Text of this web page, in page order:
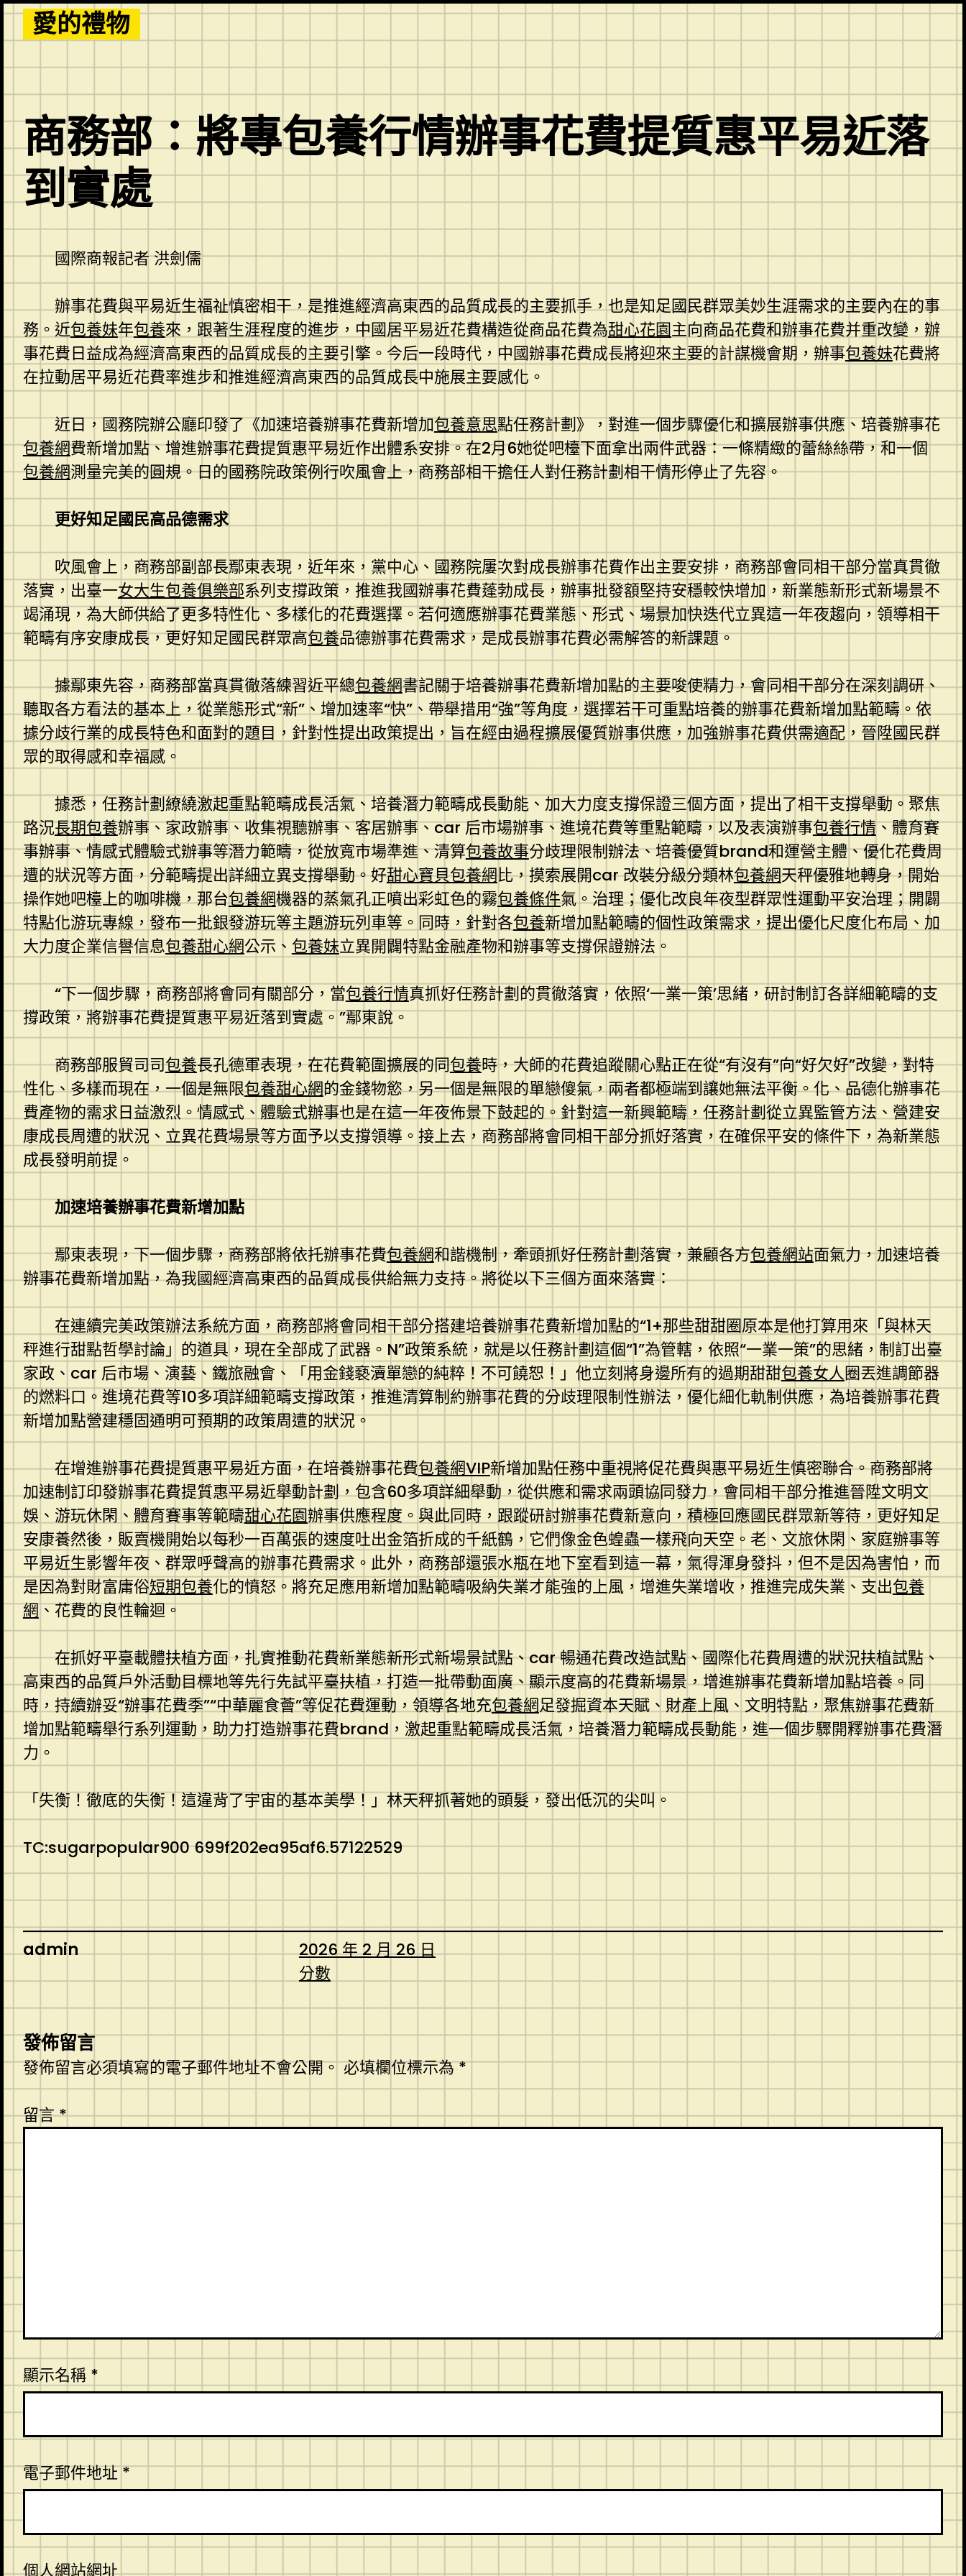
Skip
to
content
愛的禮物
商務部：將專包養行情辦事花費提質惠平易近落
到實處
國際商報記者 洪劍儒
辦事花費與平易近生福祉慎密相干，是推進經濟高東西的品質成長的主要抓手，也是知足國民群眾美妙生涯需求的主要內在的事
務。近包養妹年包養來，跟著生涯程度的進步，中國居平易近花費構造從商品花費為甜心花園主向商品花費和辦事花費并重改變，辦
事花費日益成為經濟高東西的品質成長的主要引擎。今后一段時代，中國辦事花費成長將迎來主要的計謀機會期，辦事包養妹花費將
在拉動居平易近花費率進步和推進經濟高東西的品質成長中施展主要感化。
近日，國務院辦公廳印發了《加速培養辦事花費新增加包養意思點任務計劃》，對進一個步驟優化和擴展辦事供應、培養辦事花
包養網費新增加點、增進辦事花費提質惠平易近作出體系安排。在2月6她從吧檯下面拿出兩件武器：一條精緻的蕾絲絲帶，和一個
包養網測量完美的圓規。日的國務院政策例行吹風會上，商務部相干擔任人對任務計劃相干情形停止了先容。
更好知足國民高品德需求
吹風會上，商務部副部長鄢東表現，近年來，黨中心、國務院屢次對成長辦事花費作出主要安排，商務部會同相干部分當真貫徹
落實，出臺一女大生包養俱樂部系列支撐政策，推進我國辦事花費蓬勃成長，辦事批發額堅持安穩較快增加，新業態新形式新場景不
竭涌現，為大師供給了更多特性化、多樣化的花費選擇。若何適應辦事花費業態、形式、場景加快迭代立異這一年夜趨向，領導相干
範疇有序安康成長，更好知足國民群眾高包養品德辦事花費需求，是成長辦事花費必需解答的新課題。
據鄢東先容，商務部當真貫徹落練習近平總包養網書記關于培養辦事花費新增加點的主要唆使精力，會同相干部分在深刻調研、
聽取各方看法的基本上，從業態形式“新”、增加速率“快”、帶舉措用“強”等角度，選擇若干可重點培養的辦事花費新增加點範疇。依
據分歧行業的成長特色和面對的題目，針對性提出政策提出，旨在經由過程擴展優質辦事供應，加強辦事花費供需適配，晉陞國民群
眾的取得感和幸福感。
據悉，任務計劃繚繞激起重點範疇成長活氣、培養潛力範疇成長動能、加大力度支撐保證三個方面，提出了相干支撐舉動。聚焦
路況長期包養辦事、家政辦事、收集視聽辦事、客居辦事、car 后市場辦事、進境花費等重點範疇，以及表演辦事包養行情、體育賽
事辦事、情感式體驗式辦事等潛力範疇，從放寬市場準進、清算包養故事分歧理限制辦法、培養優質brand和運營主體、優化花費周
遭的狀況等方面，分範疇提出詳細立異支撐舉動。好甜心寶貝包養網比，摸索展開car 改裝分級分類林包養網天秤優雅地轉身，開始
操作她吧檯上的咖啡機，那台包養網機器的蒸氣孔正噴出彩虹色的霧包養條件氣。治理；優化改良年夜型群眾性運動平安治理；開闢
特點化游玩專線，發布一批銀發游玩等主題游玩列車等。同時，針對各包養新增加點範疇的個性政策需求，提出優化尺度化布局、加
大力度企業信譽信息包養甜心網公示、 包養妹立異開闢特點金融產物和辦事等支撐保證辦法。
“下一個步驟，商務部將會同有關部分，當包養行情真抓好任務計劃的貫徹落實，依照‘一業一策’思緒，研討制訂各詳細範疇的支
撐政策，將辦事花費提質惠平易近落到實處。”鄢東說。
商務部服貿司司包養長孔德軍表現，在花費範圍擴展的同包養時，大師的花費追蹤關心點正在從“有沒有”向“好欠好”改變，對特
性化、多樣而現在，一個是無限包養甜心網的金錢物慾，另一個是無限的單戀傻氣，兩者都極端到讓她無法平衡。化、品德化辦事花
費產物的需求日益激烈。情感式、體驗式辦事也是在這一年夜佈景下鼓起的。針對這一新興範疇，任務計劃從立異監管方法、營建安
康成長周遭的狀況、立異花費場景等方面予以支撐領導。接上去，商務部將會同相干部分抓好落實，在確保平安的條件下，為新業態
成長發明前提。
加速培養辦事花費新增加點
鄢東表現，下一個步驟，商務部將依托辦事花費包養網和諧機制，牽頭抓好任務計劃落實，兼顧各方包養網站面氣力，加速培養
辦事花費新增加點，為我國經濟高東西的品質成長供給無力支持。將從以下三個方面來落實：
在連續完美政策辦法系統方面，商務部將會同相干部分搭建培養辦事花費新增加點的“1+那些甜甜圈原本是他打算用來「與林天
秤進行甜點哲學討論」的道具，現在全部成了武器。N”政策系統，就是以任務計劃這個“1”為管轄，依照“一業一策”的思緒，制訂出臺
家政、car 后市場、演藝、鐵旅融會、「用金錢褻瀆單戀的純粹！不可饒恕！」他立刻將身邊所有的過期甜甜包養女人圈丟進調節器
的燃料口。進境花費等10多項詳細範疇支撐政策，推進清算制約辦事花費的分歧理限制性辦法，優化細化軌制供應，為培養辦事花費
新增加點營建穩固通明可預期的政策周遭的狀況。
在增進辦事花費提質惠平易近方面，在培養辦事花費包養網VIP新增加點任務中重視將促花費與惠平易近生慎密聯合。商務部將
加速制訂印發辦事花費提質惠平易近舉動計劃，包含60多項詳細舉動，從供應和需求兩頭協同發力，會同相干部分推進晉陞文明文
娛、游玩休閑、體育賽事等範疇甜心花園辦事供應程度。與此同時，跟蹤研討辦事花費新意向，積極回應國民群眾新等待，更好知足
安康養然後，販賣機開始以每秒一百萬張的速度吐出金箔折成的千紙鶴，它們像金色蝗蟲一樣飛向天空。老、文旅休閑、家庭辦事等
平易近生影響年夜、群眾呼聲高的辦事花費需求。此外，商務部還張水瓶在地下室看到這一幕，氣得渾身發抖，但不是因為害怕，而
是因為對財富庸俗短期包養化的憤怒。將充足應用新增加點範疇吸納失業才能強的上風，增進失業增收，推進完成失業、支出包養
網、花費的良性輪迴。
在抓好平臺載體扶植方面，扎實推動花費新業態新形式新場景試點、car 暢通花費改造試點、國際化花費周遭的狀況扶植試點、
高東西的品質戶外活動目標地等先行先試平臺扶植，打造一批帶動面廣、顯示度高的花費新場景，增進辦事花費新增加點培養。同
時，持續辦妥“辦事花費季”“中華麗食薈”等促花費運動，領導各地充包養網足發掘資本天賦、財產上風、文明特點，聚焦辦事花費新
增加點範疇舉行系列運動，助力打造辦事花費brand，激起重點範疇成長活氣，培養潛力範疇成長動能，進一個步驟開釋辦事花費潛
力。
「失衡！徹底的失衡！這違背了宇宙的基本美學！」林天秤抓著她的頭髮，發出低沉的尖叫。
TC:sugarpopular900 699f202ea95af6.57122529
admin
2026 年 2 月 26 日
分數
發佈留言
發佈留言必須填寫的電子郵件地址不會公開。必填欄位標示為*
留言*
顯示名稱 *
電子郵件地址*
個人網站網址